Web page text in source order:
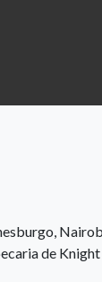
de Knight